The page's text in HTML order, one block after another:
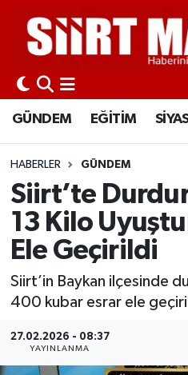
GÜNDEM EĞİTİM
HABERLER GÜNDEM
Siirt’te
13 Kilo
Ele Geçirildi
Siirt’in Baykan ilçesinde
400 kubar esrar ele
27.02.2026 - 08:37
YAYINLANMA
GÜNDEM
EĞİTİM
SİYASET
EKONOMİ
SPOR
İLÇELER
KÜLTÜR-SANAT
SAĞLIK-YAŞAM
Siirt Nöbetçi
Siirt Hava Durumu
Siirt Namaz Vakitleri
Siirt Trafik Yoğunluk
Süper Lig Puan
Tüm Manşetler
Son Dakika Haberleri
Haber Arşivi